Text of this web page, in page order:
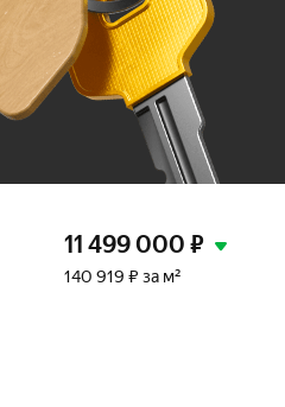
11 499 000 ₽
140 919 ₽ за м²